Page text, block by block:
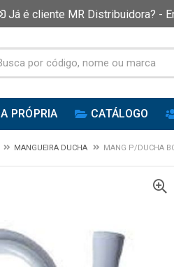
Já é cliente MR Distribuidora? -
PRÓPRIA CATÁLOGO
MANGUEIRA DUCHA MANG P/DUCHA